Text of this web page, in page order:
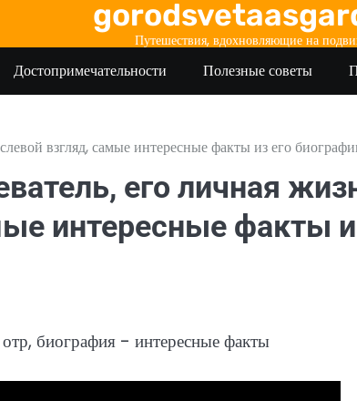
Путешествия, вдохновляющие на
Достопримечательности Полезные советы
взгляд, самые интересные факты из его
его личная
интересные факты